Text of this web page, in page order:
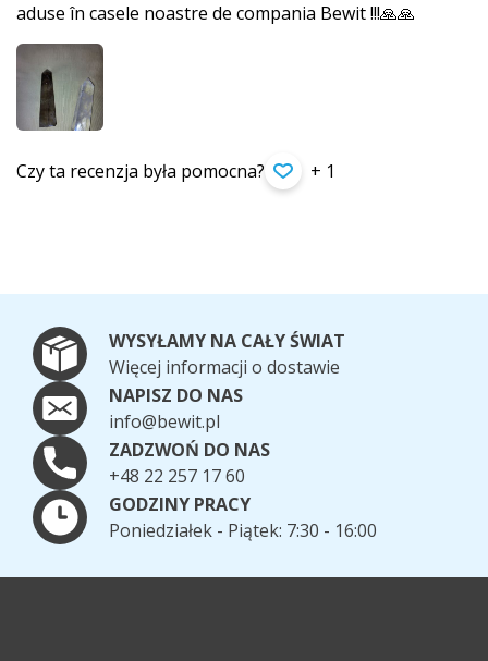
aduse în casele noastre de compania Bewit !!!🙏🙏
Czy ta recenzja była pomocna? + 1
WYSYŁAMY NA CAŁY ŚWIAT
Więcej informacji o dostawie
NAPISZ DO NAS
info@bewit.pl
ZADZWOŃ DO NAS
+48 22 257 17 60
GODZINY PRACY
Poniedziałek - Piątek: 7:30 - 16:00